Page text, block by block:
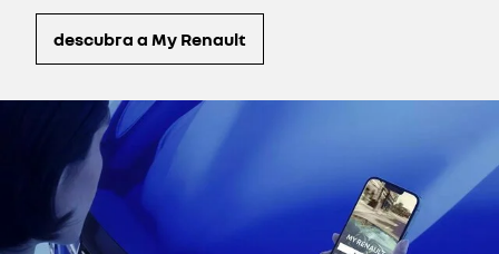
descubra a My Renault